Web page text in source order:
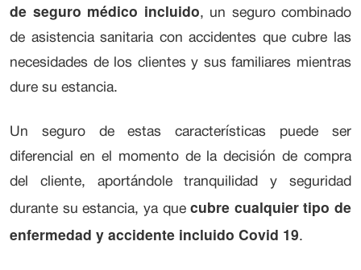
de seguro médico incluido, un seguro combinado
de asistencia sanitaria con accidentes que cubre las
necesidades de los clientes y sus familiares mientras
dure su estancia.
Un seguro de estas características puede ser
diferencial en el momento de la decisión de compra
del cliente, aportándole tranquilidad y seguridad
durante su estancia, ya quecubre cualquier tipo de
enfermedad y accidente incluido Covid 19.